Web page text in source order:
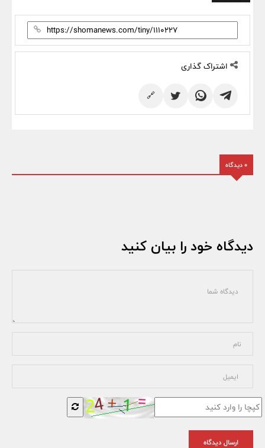
اشتراک گذاری
🔗
0 دیدگاه
دیدگاه خود را بیان کنید
ارسال دیدگاه